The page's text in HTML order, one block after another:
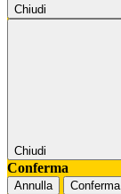
Chiudi
Chiudi
Conferma
Annulla Conferma